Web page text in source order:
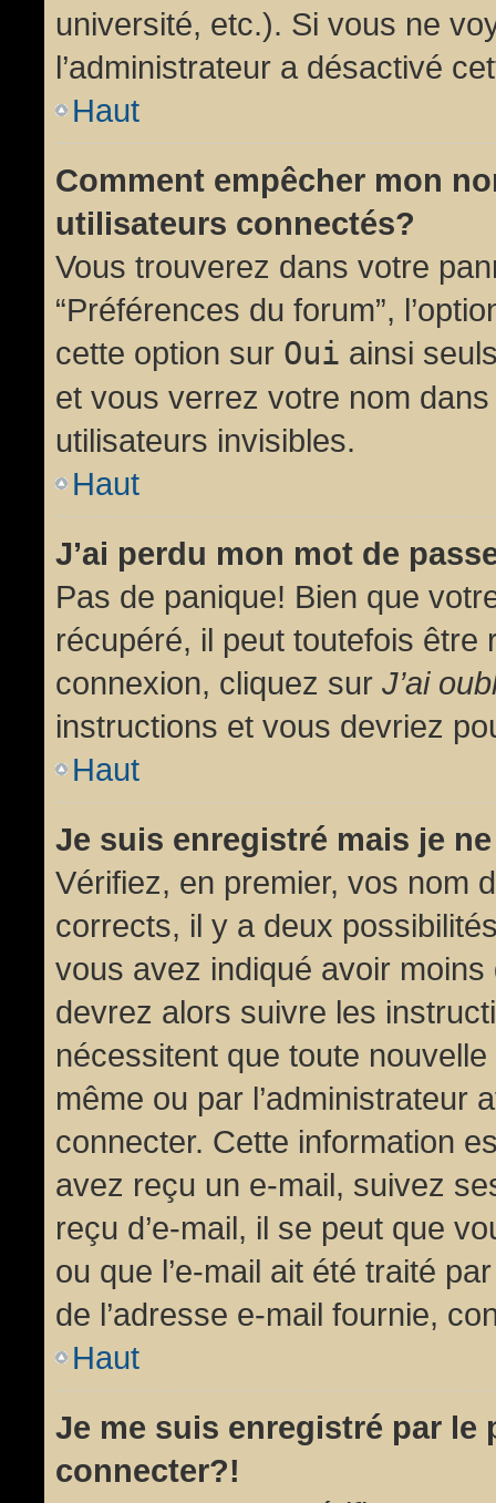
université, etc.). Si vous ne
l’administrateur a désactivé
Haut
Comment empêcher mon
utilisateurs connectés?
Vous trouverez dans votre
“Préférences du forum”,
cette option sur Oui ainsi
et vous verrez votre nom
utilisateurs invisibles.
Haut
J’ai perdu mon mot de
Pas de panique! Bien que
récupéré, il peut toutefois être
connexion, cliquez sur J’ai
instructions et vous devriez
Haut
Je suis enregistré mais je
Vérifiez, en premier, vos nom
corrects, il y a deux
vous avez indiqué avoir
devrez alors suivre les
nécessitent que toute
même ou par l’administrateur
connecter. Cette information
avez reçu un e-mail, suivez
reçu d’e-mail, il se peut que
ou que l’e-mail ait été traité
de l’adresse e-mail fournie,
Haut
Je me suis enregistré par le
connecter?!